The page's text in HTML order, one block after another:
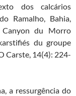
dos calcários
Ramalho, Bahia,
du Morro
du groupe
Carste, 14(4): 224-
a ressurgência do